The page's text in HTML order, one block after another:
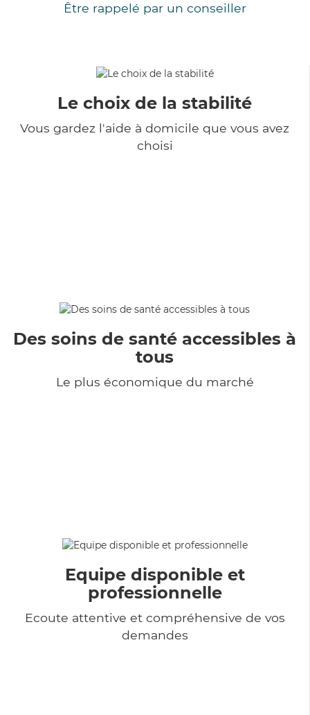
Être rappelé par un conseiller
Le choix de la stabilité
Vous gardez l'aide à domicile que vous avez
choisi
Des soins de santé accessibles à
tous
Le plus économique du marché
Equipe disponible et
professionnelle
Ecoute attentive et compréhensive de vos
demandes